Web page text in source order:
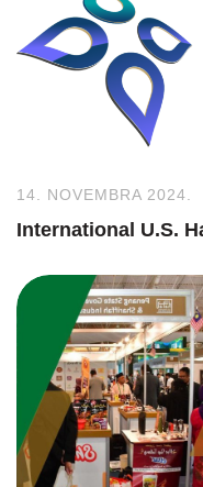
14. NOVEMBRA 2024.
International U.S.